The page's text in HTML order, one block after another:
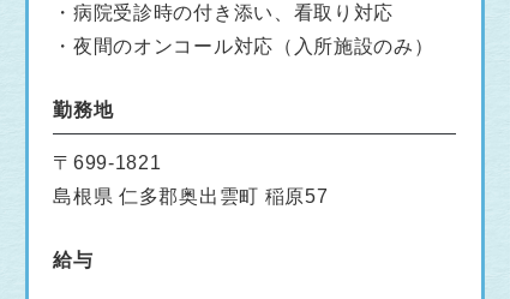
・病院受診時の付き添い、看取り対応
・夜間のオンコール対応（入所施設のみ）
勤務地
〒699-1821
島根県 仁多郡奥出雲町 稲原57
給与